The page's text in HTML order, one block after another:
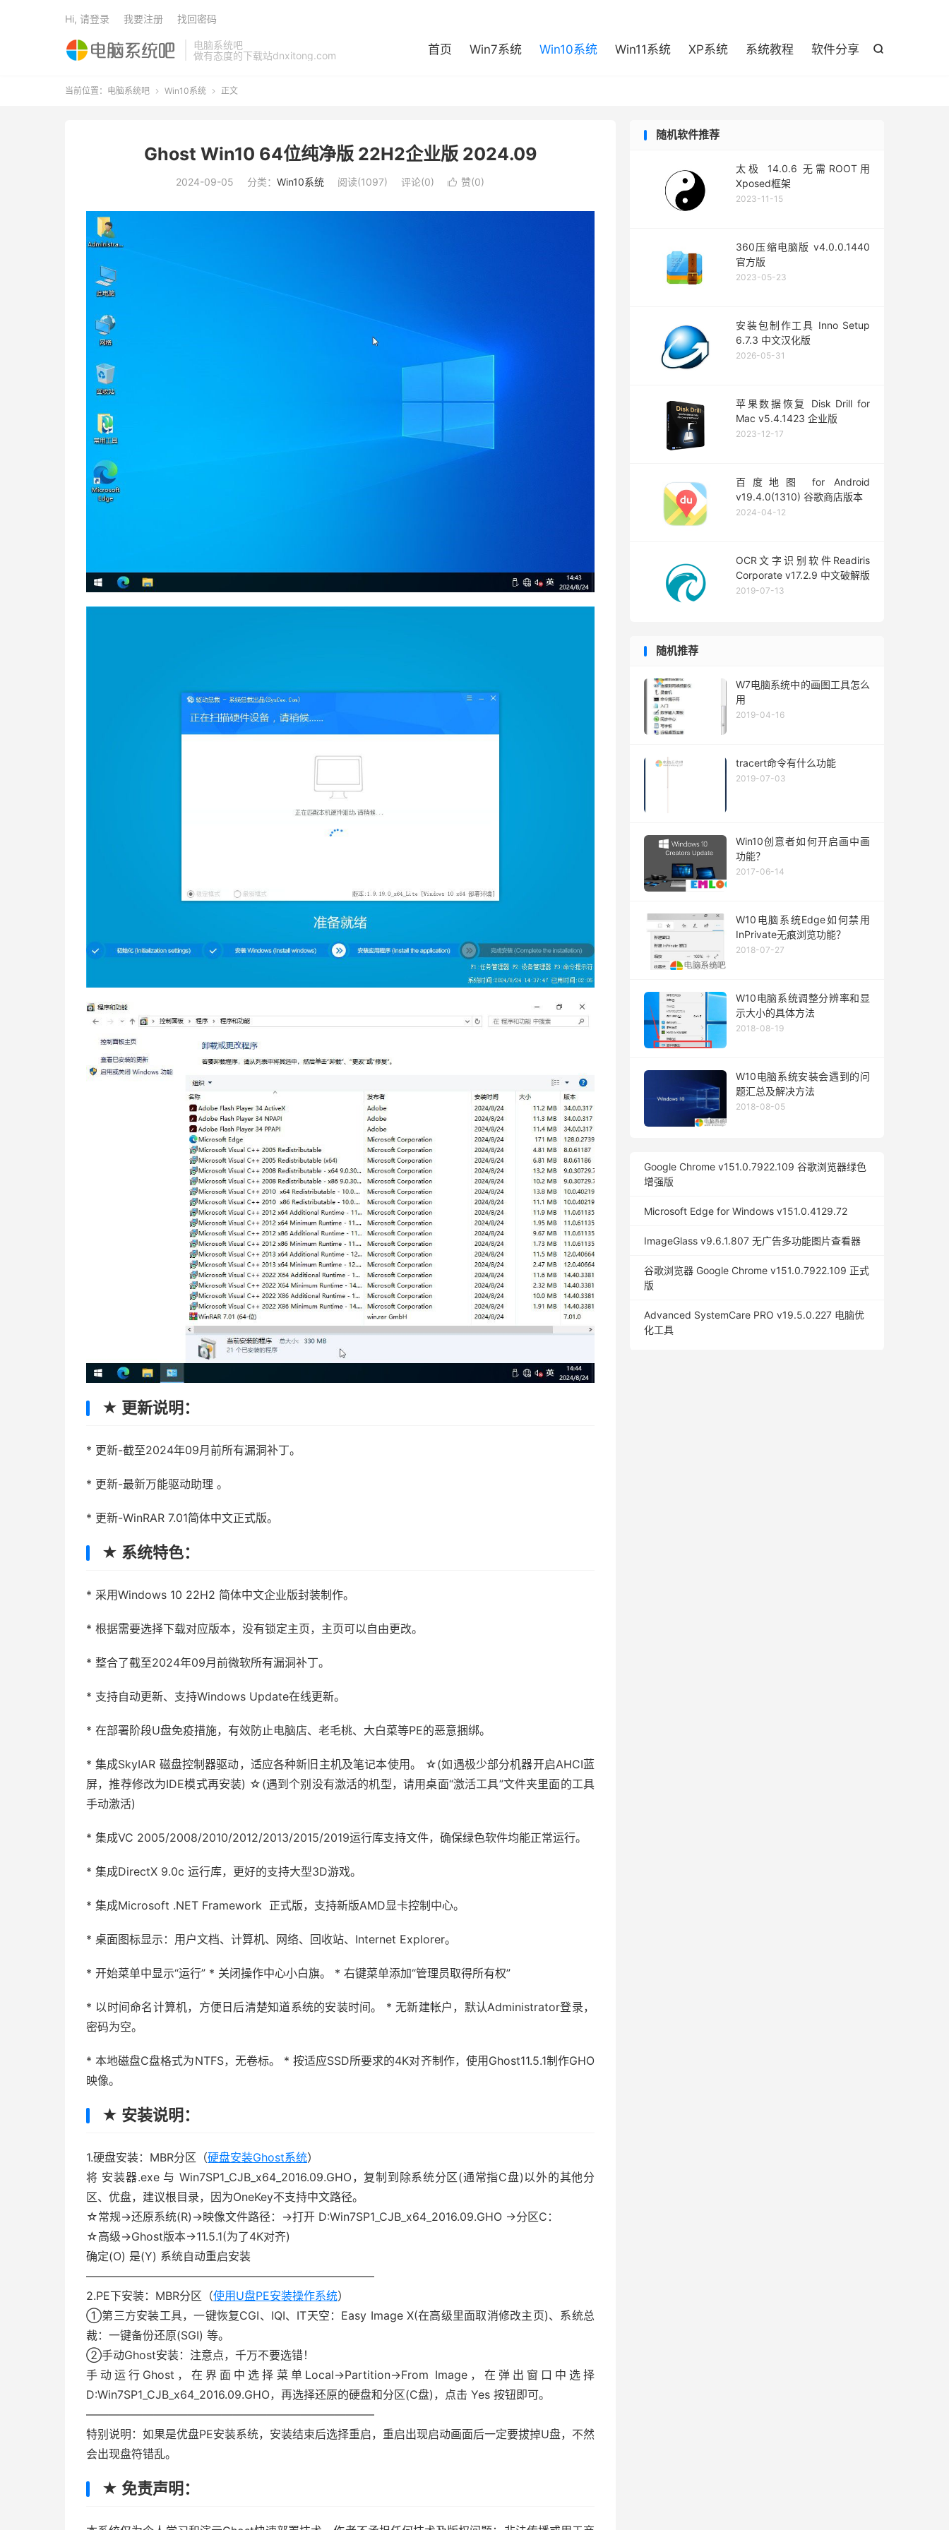
电脑系统吧
做有态度的下载站dnxitong.com

首页 Win7系统 Win10系统 Win11系统 XP系统 系统教程 软件分享
Hi, 请登录 我要注册 找回密码
当前位置： 电脑系统吧  Win10系统  正文
Ghost Win10 64位纯净版 22H2企业版 2024.09
2024-09-05 分类： Win10系统 阅读(1097) 评论(0)  赞(0)
★ 更新说明：
* 更新-截至2024年09月前所有漏洞补丁。
* 更新-最新万能驱动助理 。
* 更新-WinRAR 7.01简体中文正式版。
★ 系统特色：
* 采用Windows 10 22H2 简体中文企业版封装制作。
* 根据需要选择下载对应版本，没有锁定主页，主页可以自由更改。
* 整合了截至2024年09月前微软所有漏洞补丁。
* 支持自动更新、支持Windows Update在线更新。
* 在部署阶段U盘免疫措施，有效防止电脑店、老毛桃、大白菜等PE的恶意捆绑。
* 集成SkyIAR 磁盘控制器驱动，适应各种新旧主机及笔记本使用。 ☆(如遇极少部分机器开启AHCI蓝
屏，推荐修改为IDE模式再安装) ☆(遇到个别没有激活的机型，请用桌面“激活工具”文件夹里面的工具
手动激活)
* 集成VC 2005/2008/2010/2012/2013/2015/2019运行库支持文件，确保绿色软件均能正常运行。
* 集成DirectX 9.0c 运行库，更好的支持大型3D游戏。
* 集成Microsoft .NET Framework 正式版，支持新版AMD显卡控制中心。
* 桌面图标显示：用户文档、计算机、网络、回收站、Internet Explorer。
* 开始菜单中显示“运行” * 关闭操作中心小白旗。 * 右键菜单添加“管理员取得所有权”
* 以时间命名计算机，方便日后清楚知道系统的安装时间。 * 无新建帐户，默认Administrator登录，
密码为空。
* 本地磁盘C盘格式为NTFS，无卷标。 * 按适应SSD所要求的4K对齐制作，使用Ghost11.5.1制作GHO
映像。
★ 安装说明：
1.硬盘安装：MBR分区（硬盘安装Ghost系统）
将 安装器.exe 与 Win7SP1_CJB_x64_2016.09.GHO，复制到除系统分区(通常指C盘)以外的其他分
区、优盘，建议根目录，因为OneKey不支持中文路径。
☆常规→还原系统(R)→映像文件路径：→打开 D:Win7SP1_CJB_x64_2016.09.GHO →分区C：
☆高级→Ghost版本→11.5.1(为了4K对齐)
确定(O) 是(Y) 系统自动重启安装
—————————————————————————–
2.PE下安装：MBR分区（使用U盘PE安装操作系统）
①第三方安装工具，一键恢复CGI、IQI、IT天空：Easy Image X(在高级里面取消修改主页)、系统总
裁：一键备份还原(SGI) 等。
②手动Ghost安装：注意点，千万不要选错！
手动运行Ghost，在界面中选择菜单Local→Partition→From Image，在弹出窗口中选择
D:Win7SP1_CJB_x64_2016.09.GHO，再选择还原的硬盘和分区(C盘)，点击 Yes 按钮即可。
—————————————————————————–
特别说明：如果是优盘PE安装系统，安装结束后选择重启，重启出现启动画面后一定要拔掉U盘，不然
会出现盘符错乱。
★ 免责声明：
随机软件推荐
太极 14.0.6 无需ROOT用
Xposed框架
2023-11-15
360压缩电脑版 v4.0.0.1440
官方版
2023-05-23
安装包制作工具 Inno Setup
6.7.3 中文汉化版
2026-05-31
苹果数据恢复 Disk Drill for
Mac v5.4.1423 企业版
2023-12-17
百度地图 for Android
v19.4.0(1310) 谷歌商店版本
2024-04-12
OCR文字识别软件Readiris
Corporate v17.2.9 中文破解版
2019-07-13
随机推荐
W7电脑系统中的画图工具怎么
用
2019-04-16
tracert命令有什么功能
2019-07-03
Win10创意者如何开启画中画
功能？
2017-06-14
W10电脑系统Edge如何禁用
InPrivate无痕浏览功能？
2018-07-27
W10电脑系统调整分辨率和显
示大小的具体方法
2018-08-19
W10电脑系统安装会遇到的问
题汇总及解决方法
2018-08-05
Google Chrome v151.0.7922.109 谷歌浏览器绿色
增强版
Microsoft Edge for Windows v151.0.4129.72
ImageGlass v9.6.1.807 无广告多功能图片查看器
谷歌浏览器 Google Chrome v151.0.7922.109 正式
版
Advanced SystemCare PRO v19.5.0.227 电脑优
化工具